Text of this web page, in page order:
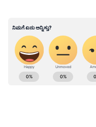
ABOUT THE AUTHOR